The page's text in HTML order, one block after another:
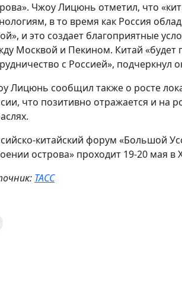
Чжоу Лицюнь отметил, что
в то время как Россия
и это создает благоприятные
Москвой и Пекином. Китай
с Россией», подчеркнул
Лицюнь сообщил также о росте
что позитивно отражается и на
китайский форум «Большой
острова» проходит 19-20 мая в
ТАСС